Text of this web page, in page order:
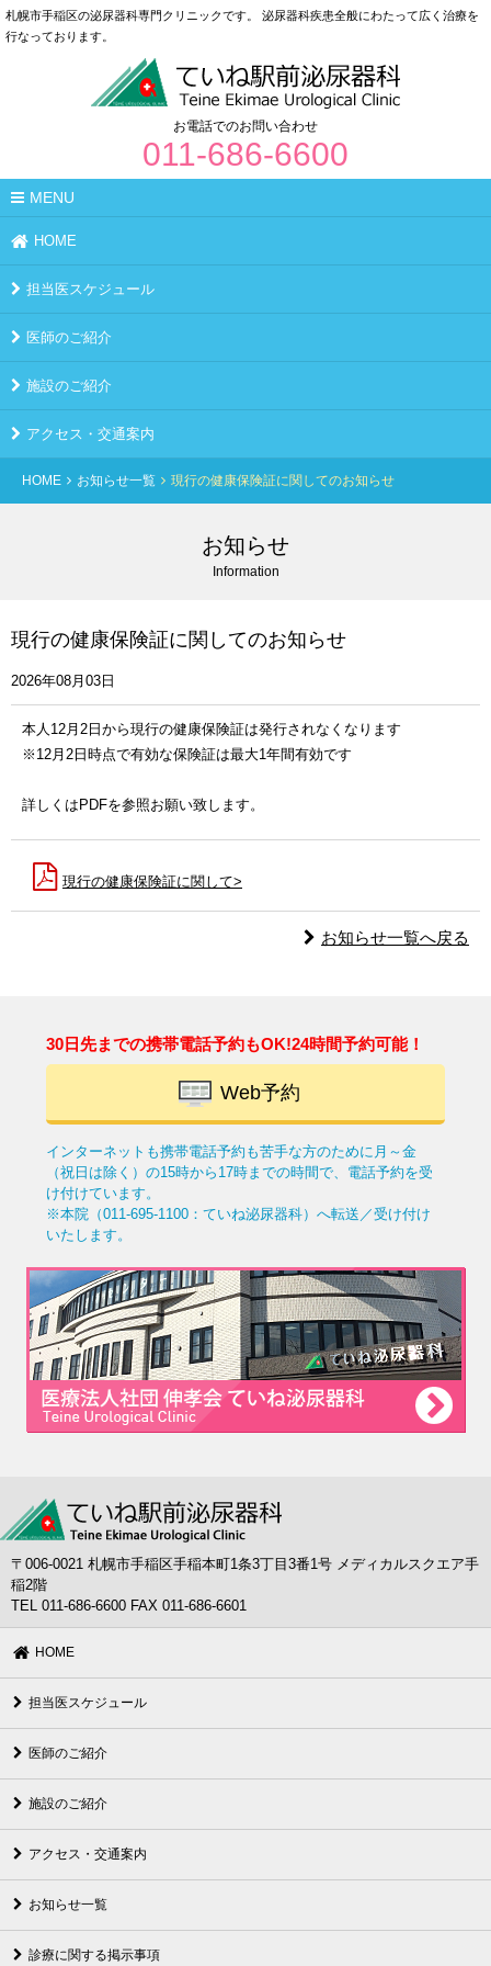
札幌市手稲区の泌尿器科専門クリニックです。
泌尿器科疾患全般にわたって広く治療を
行なっております。
お電話でのお問い合わせ
011-686-6600
MENU
HOME
担当医スケジュール
医師のご紹介
施設のご紹介
アクセス・交通案内
HOME お知らせ一覧 現行の健康保険証に関してのお知らせ
お知らせ
Information
現行の健康保険証に関してのお知らせ
2026年08月03日
本人12月2日から現行の健康保険証は発行されなくなります
※12月2日時点で有効な保険証は最大1年間有効です
詳しくはPDFを参照お願い致します。
現行の健康保険証に関して>
お知らせ一覧へ戻る
30日先までの携帯電話予約もOK!24時間予約可能！
Web予約
インターネットも携帯電話予約も苦手な方のために 月～金
（祝日は除く）の15時から17時までの時間で、電話予約を受
け付けています。
※本院（011-695-1100：ていね泌尿器科）へ転送／受け付け
いたします。
〒006-0021 札幌市手稲区手稲本町1条3丁目3番1号 メディカルスクエア手
稲2階
TEL 011-686-6600 FAX 011-686-6601
HOME
担当医スケジュール
医師のご紹介
施設のご紹介
アクセス・交通案内
お知らせ一覧
診療に関する掲示事項